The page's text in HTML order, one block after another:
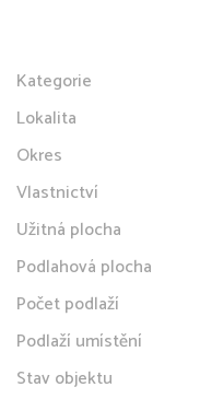
Kategorie
Lokalita
Okres
Vlastnictví
Užitná plocha
Podlahová plocha
Počet podlaží
Podlaží umístění
Stav objektu